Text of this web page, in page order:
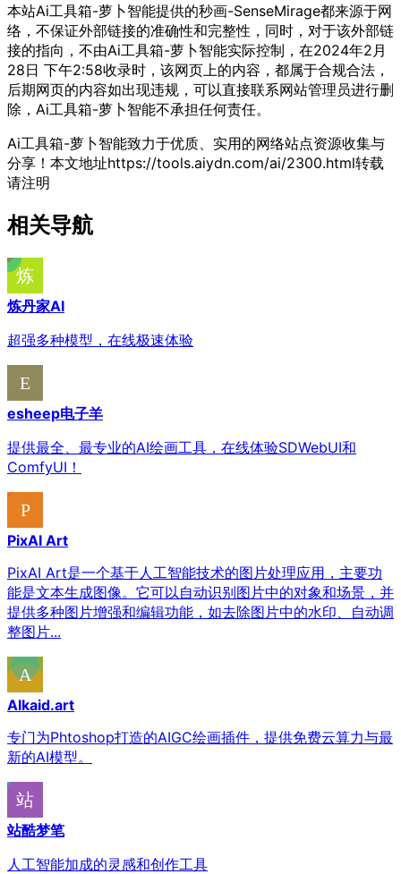
本站Ai工具箱-萝卜智能提供的秒画-SenseMirage都来源于网
络，不保证外部链接的准确性和完整性，同时，对于该外部链
接的指向，不由Ai工具箱-萝卜智能实际控制，在2024年2月
28日 下午2:58收录时，该网页上的内容，都属于合规合法，
后期网页的内容如出现违规，可以直接联系网站管理员进行删
除，Ai工具箱-萝卜智能不承担任何责任。
Ai工具箱-萝卜智能致力于优质、实用的网络站点资源收集与
分享！ 本文地址https://tools.aiydn.com/ai/2300.html转载
请注明
相关导航
炼丹家AI
超强多种模型，在线极速体验
esheep电子羊
提供最全、最专业的AI绘画工具，在线体验SDWebUI和
ComfyUI！
PixAI Art
PixAI Art是一个基于人工智能技术的图片处理应用，主要功
能是文本生成图像。它可以自动识别图片中的对象和场景，并
提供多种图片增强和编辑功能，如去除图片中的水印、自动调
整图片...
Alkaid.art
专门为Phtoshop打造的AIGC绘画插件，提供免费云算力与最
新的AI模型。
站酷梦笔
人工智能加成的灵感和创作工具